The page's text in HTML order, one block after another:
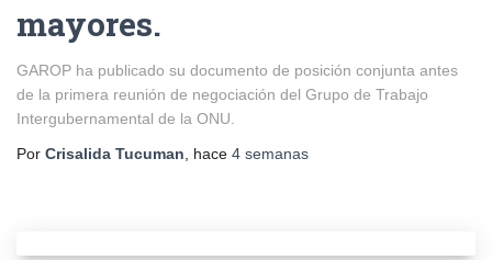
mayores.
GAROP ha publicado su documento de posición conjunta antes
de la primera reunión de negociación del Grupo de Trabajo
Intergubernamental de la ONU.
Por Crisalida Tucuman , hace 4 semanas